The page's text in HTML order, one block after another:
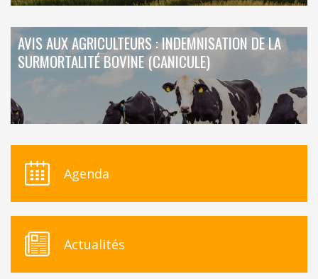
AVIS AUX AGRICULTEURS : INDEMNISATION DE LA
SURMORTALITÉ BOVINE (CANICULE)
Agenda
Actualités